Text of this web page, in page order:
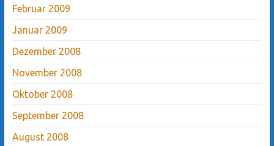
Februar 2009
Januar 2009
Dezember 2008
November 2008
Oktober 2008
September 2008
August 2008